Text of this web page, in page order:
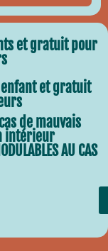
et gratuit pour
et gratuit
de mauvais
intérieur
AU CAS